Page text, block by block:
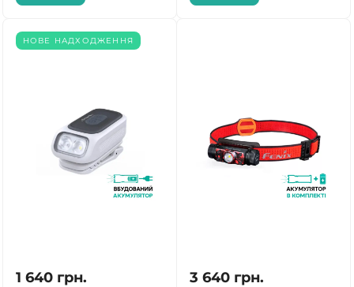
НОВЕ НАДХОДЖЕННЯ
1 640 грн. 3 640 грн.